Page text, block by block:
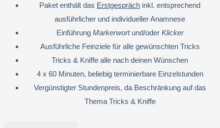
Paket enthält das Erstgespräch inkl. entsprechend
ausführlicher und individueller Anamnese
Einführung Markerwortund/oder Klicker
Ausführliche Feinziele für alle gewünschten Tricks
Tricks & Kniffe alle nach deinen Wünschen
4 x 60 Minuten, beliebig terminierbare Einzelstunden
Vergünstigter Stundenpreis, da Beschränkung auf das
Thema Tricks & Kniffe